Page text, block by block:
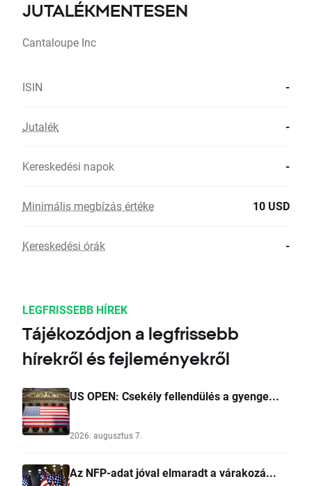
JUTALÉKMENTESEN
Cantaloupe Inc
ISIN -
Jutalék -
Kereskedési napok -
Minimális megbízás értéke 10 USD
Kereskedési órák -
LEGFRISSEBB HÍREK
Tájékozódjon a legfrissebb
hírekről és fejleményekről
US OPEN: Csekély fellendülés a gyenge...
2026. augusztus 7.
Az NFP-adat jóval elmaradt a várakozá...